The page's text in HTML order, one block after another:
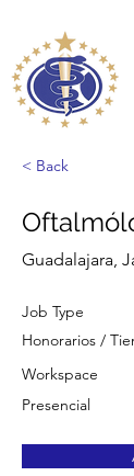
< Back
Guadalajara,
Job Type
Honorarios /
Workspace
Presencial